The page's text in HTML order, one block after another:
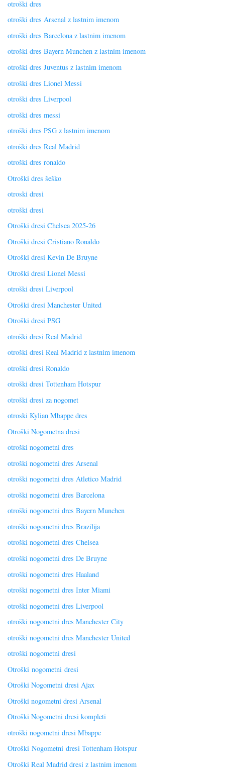
otroški dres
otroški dres Arsenal z lastnim imenom
otroški dres Barcelona z lastnim imenom
otroški dres Bayern Munchen z lastnim imenom
otroški dres Juventus z lastnim imenom
otroški dres Lionel Messi
otroški dres Liverpool
otroški dres messi
otroški dres PSG z lastnim imenom
otroški dres Real Madrid
otroški dres ronaldo
Otroški dres šeško
otroski dresi
otroški dresi
Otroški dresi Chelsea 2025-26
Otroški dresi Cristiano Ronaldo
Otroški dresi Kevin De Bruyne
Otroški dresi Lionel Messi
otroški dresi Liverpool
Otroški dresi Manchester United
Otroški dresi PSG
otroški dresi Real Madrid
otroški dresi Real Madrid z lastnim imenom
otroški dresi Ronaldo
otroški dresi Tottenham Hotspur
otroški dresi za nogomet
otroski Kylian Mbappe dres
Otroški Nogometna dresi
otroški nogometni dres
otroški nogometni dres Arsenal
otroški nogometni dres Atletico Madrid
otroški nogometni dres Barcelona
otroški nogometni dres Bayern Munchen
otroški nogometni dres Brazilija
otroški nogometni dres Chelsea
otroški nogometni dres De Bruyne
otroški nogometni dres Haaland
otroški nogometni dres Inter Miami
otroški nogometni dres Liverpool
otroški nogometni dres Manchester City
otroški nogometni dres Manchester United
otroški nogometni dresi
Otroški nogometni dresi
Otroški Nogometni dresi Ajax
Otroški nogometni dresi Arsenal
Otroški Nogometni dresi kompleti
otroški nogometni dresi Mbappe
Otroški Nogometni dresi Tottenham Hotspur
Otroški Real Madrid dresi z lastnim imenom